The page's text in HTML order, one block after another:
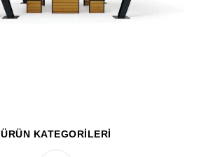
ÜRÜN KATEGORİLERİ